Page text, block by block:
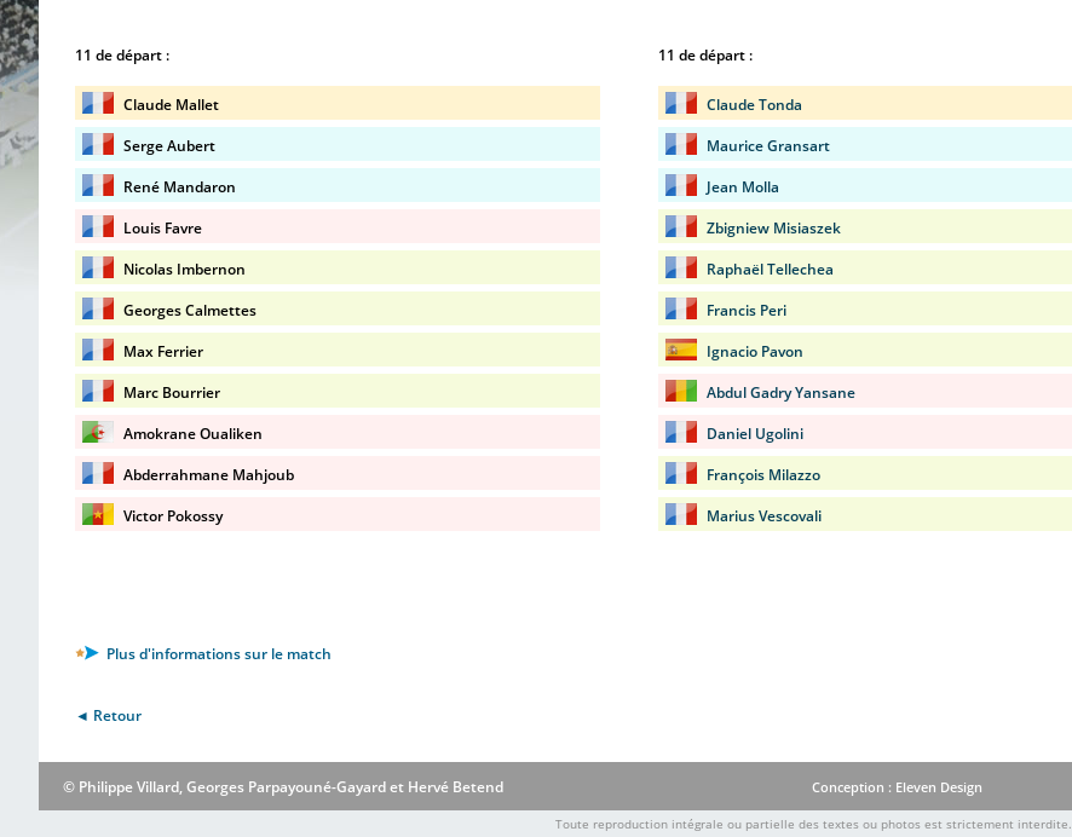
11 de départ :
Claude Mallet
Serge Aubert
René Mandaron
Louis Favre
Nicolas Imbernon
Georges Calmettes
Max Ferrier
Marc Bourrier
Amokrane Oualiken
Abderrahmane Mahjoub
Victor Pokossy
11 de départ :
Claude Tonda
Maurice Gransart
Jean Molla
Zbigniew Misiaszek
Raphaël Tellechea
Francis Peri
Ignacio Pavon
Abdul Gadry Yansane
Daniel Ugolini
François Milazzo
Marius Vescovali
Plus d'informations sur le match
◄ Retour
© Philippe Villard, Georges Parpayouné-Gayard et Hervé Betend Conception : Eleven Design
Toute reproduction intégrale ou partielle des textes ou photos est strictement interdite.